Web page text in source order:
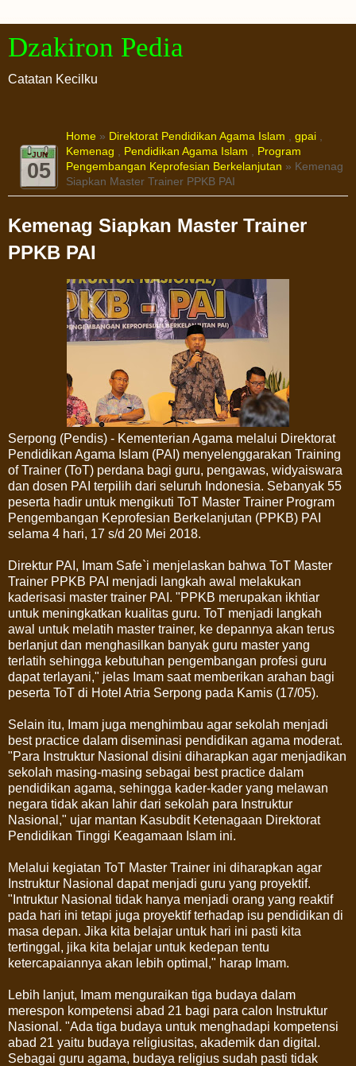
Dzakiron Pedia
Catatan Kecilku
JUN
05
Home » Direktorat Pendidikan Agama Islam , gpai ,
Kemenag , Pendidikan Agama Islam , Program
Pengembangan Keprofesian Berkelanjutan » Kemenag
Siapkan Master Trainer PPKB PAI
Kemenag Siapkan Master Trainer
PPKB PAI
Serpong (Pendis) - Kementerian Agama melalui Direktorat
Pendidikan Agama Islam (PAI) menyelenggarakan Training
of Trainer (ToT) perdana bagi guru, pengawas, widyaiswara
dan dosen PAI terpilih dari seluruh Indonesia. Sebanyak 55
peserta hadir untuk mengikuti ToT Master Trainer Program
Pengembangan Keprofesian Berkelanjutan (PPKB) PAI
selama 4 hari, 17 s/d 20 Mei 2018.
Direktur PAI, Imam Safe`i menjelaskan bahwa ToT Master
Trainer PPKB PAI menjadi langkah awal melakukan
kaderisasi master trainer PAI. "PPKB merupakan ikhtiar
untuk meningkatkan kualitas guru. ToT menjadi langkah
awal untuk melatih master trainer, ke depannya akan terus
berlanjut dan menghasilkan banyak guru master yang
terlatih sehingga kebutuhan pengembangan profesi guru
dapat terlayani," jelas Imam saat memberikan arahan bagi
peserta ToT di Hotel Atria Serpong pada Kamis (17/05).
Selain itu, Imam juga menghimbau agar sekolah menjadi
best practice dalam diseminasi pendidikan agama moderat.
"Para Instruktur Nasional disini diharapkan agar menjadikan
sekolah masing-masing sebagai best practice dalam
pendidikan agama, sehingga kader-kader yang melawan
negara tidak akan lahir dari sekolah para Instruktur
Nasional," ujar mantan Kasubdit Ketenagaan Direktorat
Pendidikan Tinggi Keagamaan Islam ini.
Melalui kegiatan ToT Master Trainer ini diharapkan agar
Instruktur Nasional dapat menjadi guru yang proyektif.
"Intruktur Nasional tidak hanya menjadi orang yang reaktif
pada hari ini tetapi juga proyektif terhadap isu pendidikan di
masa depan. Jika kita belajar untuk hari ini pasti kita
tertinggal, jika kita belajar untuk kedepan tentu
ketercapaiannya akan lebih optimal," harap Imam.
Lebih lanjut, Imam menguraikan tiga budaya dalam
merespon kompetensi abad 21 bagi para calon Instruktur
Nasional. "Ada tiga budaya untuk menghadapi kompetensi
abad 21 yaitu budaya religiusitas, akademik dan digital.
Sebagai guru agama, budaya religius sudah pasti tidak